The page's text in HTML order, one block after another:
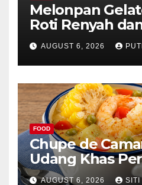
Melonpan
Roti Renyah
Lembut yang
AUGUST 6, 2026
FOOD
Chupe de
Udang Khas
Lezat
AUGUST 6, 2026 SITI